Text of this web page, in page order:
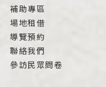
補助專區
場地租借
導覽預約
聯絡我們
參訪民眾問卷